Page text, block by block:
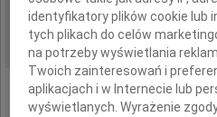
REGION: Białystok
DATA EMISJI: 06.05.2011
identyfikatory plików cookie lub
tych plikach do celów
na potrzeby wyświetlania
Twoich zainteresowań i
aplikacjach i w Internecie lub
wyświetlanych. Wyrażenie